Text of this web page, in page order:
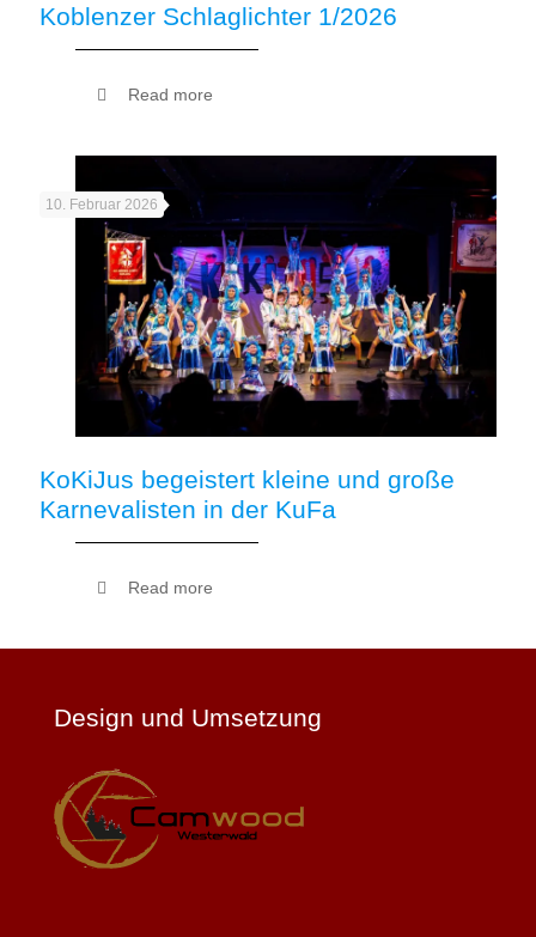
Koblenzer Schlaglichter 1/2026
Read more
10. Februar 2026
KoKiJus begeistert kleine und große
Karnevalisten in der KuFa
Read more
Design und Umsetzung